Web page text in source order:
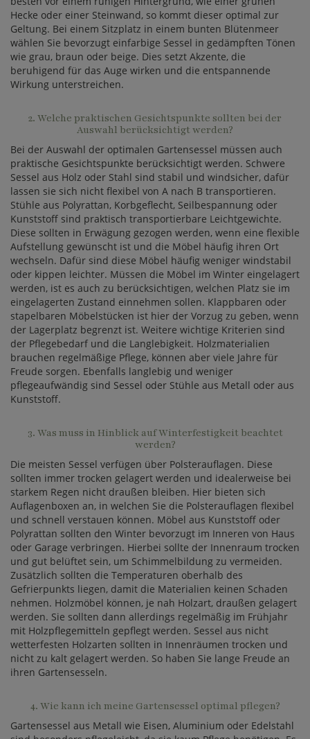
Hecke oder einer Steinwand, so kommt dieser optimal zur
Geltung. Bei einem Sitzplatz in einem bunten Blütenmeer
wählen Sie bevorzugt einfarbige Sessel in gedämpften Tönen
wie grau, braun oder beige. Dies setzt Akzente, die
beruhigend für das Auge wirken und die entspannende
Wirkung unterstreichen.
2. Welche praktischen Gesichtspunkte sollten bei der
Auswahl berücksichtigt werden?
Bei der Auswahl der optimalen Gartensessel müssen auch
praktische Gesichtspunkte berücksichtigt werden. Schwere
Sessel aus Holz oder Stahl sind stabil und windsicher, dafür
lassen sie sich nicht flexibel von A nach B transportieren.
Stühle aus Polyrattan, Korbgeflecht, Seilbespannung oder
Kunststoff sind praktisch transportierbare Leichtgewichte.
Diese sollten in Erwägung gezogen werden, wenn eine flexible
Aufstellung gewünscht ist und die Möbel häufig ihren Ort
wechseln. Dafür sind diese Möbel häufig weniger windstabil
oder kippen leichter. Müssen die Möbel im Winter eingelagert
werden, ist es auch zu berücksichtigen, welchen Platz sie im
eingelagerten Zustand einnehmen sollen. Klappbaren oder
stapelbaren Möbelstücken ist hier der Vorzug zu geben, wenn
der Lagerplatz begrenzt ist. Weitere wichtige Kriterien sind
der Pflegebedarf und die Langlebigkeit. Holzmaterialien
brauchen regelmäßige Pflege, können aber viele Jahre für
Freude sorgen. Ebenfalls langlebig und weniger
pflegeaufwändig sind Sessel oder Stühle aus Metall oder aus
Kunststoff.
3. Was muss in Hinblick auf Winterfestigkeit beachtet
werden?
Die meisten Sessel verfügen über Polsterauflagen. Diese
sollten immer trocken gelagert werden und idealerweise bei
starkem Regen nicht draußen bleiben. Hier bieten sich
Auflagenboxen an, in welchen Sie die Polsterauflagen flexibel
und schnell verstauen können. Möbel aus Kunststoff oder
Polyrattan sollten den Winter bevorzugt im Inneren von Haus
oder Garage verbringen. Hierbei sollte der Innenraum trocken
und gut belüftet sein, um Schimmelbildung zu vermeiden.
Zusätzlich sollten die Temperaturen oberhalb des
Gefrierpunkts liegen, damit die Materialien keinen Schaden
nehmen. Holzmöbel können, je nah Holzart, draußen gelagert
werden. Sie sollten dann allerdings regelmäßig im Frühjahr
mit Holzpflegemitteln gepflegt werden. Sessel aus nicht
wetterfesten Holzarten sollten in Innenräumen trocken und
nicht zu kalt gelagert werden. So haben Sie lange Freude an
ihren Gartensesseln.
4. Wie kann ich meine Gartensessel optimal pflegen?
Gartensessel aus Metall wie Eisen, Aluminium oder Edelstahl